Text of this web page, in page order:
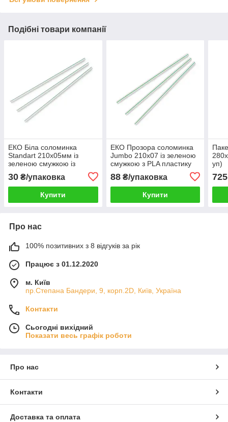
Подібні товари компанії
ЕКО Біла соломинка
Standart 210х05мм із
зеленою смужкою із
30 ₴/упаковка
Купити
ЕКО Прозора соломинка
Jumbo 210х07 із зеленою
смужкою з PLA пластику
(100 шт/уп) біорозкладна
88₴/упаковка
Купити
уп)
725
Про нас
100% позитивних з 8 відгуків за рік
Працює з 01.12.2020
м. Київ
пр.Степана Бандери, 9, корп.2D, Київ, Україна
Контакти
Сьогодні вихідний
Показати весь графік роботи
Про нас
Контакти
Доставка та оплата